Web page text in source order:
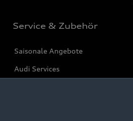
Service & Zubehör
Saisonale Angebote
Audi Services